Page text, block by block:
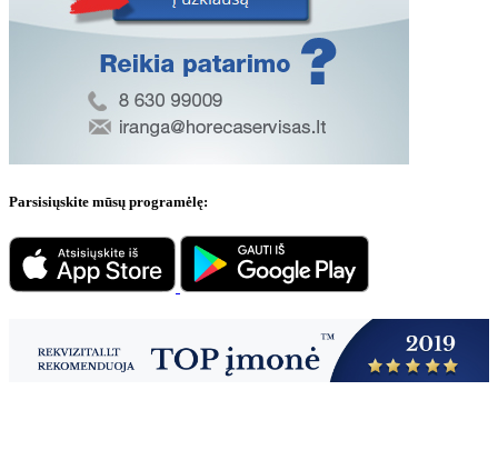
Parsisiųskite mūsų programėlę: